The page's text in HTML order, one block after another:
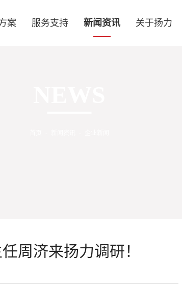
案 服务支持 新闻资讯 关于扬力
周济来扬力调研！